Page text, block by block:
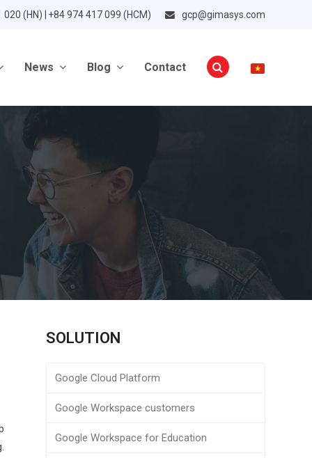
(HN) | +84 974 417 099 (HCM) gcp@gimasys.com
News Blog Contact
SOLUTION
Google Cloud Platform
Google Workspace customers
Google Workspace for Education